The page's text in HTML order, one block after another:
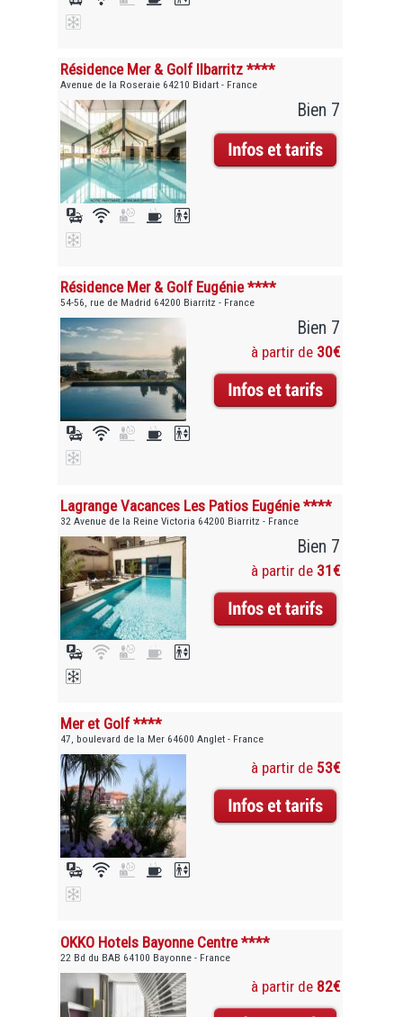
Résidence Mer & Golf Ilbarritz ****
Avenue de la Roseraie 64210 Bidart - France
Bien 7
Résidence Mer & Golf Eugénie ****
54-56, rue de Madrid 64200 Biarritz - France
Bien 7
à partir de 30€
Lagrange Vacances Les Patios Eugénie ****
32 Avenue de la Reine Victoria 64200 Biarritz - France
Bien 7
à partir de 31€
Mer et Golf ****
47, boulevard de la Mer 64600 Anglet - France
à partir de 53€
OKKO Hotels Bayonne Centre ****
22 Bd du BAB 64100 Bayonne - France
à partir de 82€